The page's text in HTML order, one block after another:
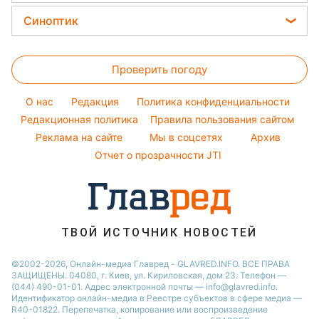
Новости Днепра
София Ротару
Ольга Сумская
Филипп Киркоров
Елена Зеленская
Ани Лорак
Кейт Миддлтон
Алла Пугачева
Легкие десерты
Праздничное меню
Уборка
Авто
Стирка
Комнатные растения
Цены на продукты
Денежная помощь
Курс валют
Синоптик
Магнитные бури
Погода на сегодня
Погода на завтра
Пылевая буря
Проверить погоду
O нас Редакция
Политика конфиденциальности
Редакционная политика
Правила пользования сайтом
Реклама на сайте
Мы в соцсетях
Архив
Отчет о прозрачности JTI
ТВОЙ ИСТОЧНИК НОВОСТЕЙ
©2002-2026, Онлайн-медиа Главред - GLAVRED.INFO. ВСЕ ПРАВА
ЗАЩИЩЕНЫ. 04080, г. Киев, ул. Кириловская, дом 23. Телефон —
(044) 490-01-01. Адрес электронной почты — info@glavred.info.
Идентификатор онлайн-медиа в Реестре cубъектов в сфере медиа —
R40-01822. Перепечатка, копирование или воспроизведение